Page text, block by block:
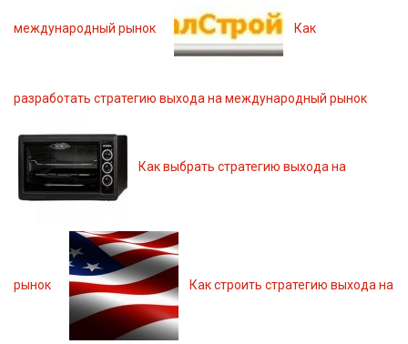
международный рынок Как
разработать стратегию выхода на международный рынок
Как выбрать стратегию выхода на
рынок Как строить стратегию выхода на